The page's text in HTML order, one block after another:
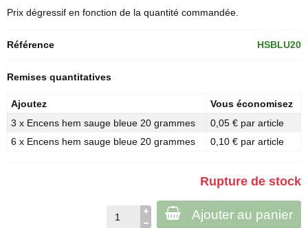
Prix dégressif en fonction de la quantité commandée.
Référence HSBLU20
Remises quantitatives
Ajoutez
Vous économisez
3 x Encens hem sauge bleue 20 grammes
0,05 € par article
6 x Encens hem sauge bleue 20 grammes
0,10 € par article
Rupture de stock
Ajouter au panier